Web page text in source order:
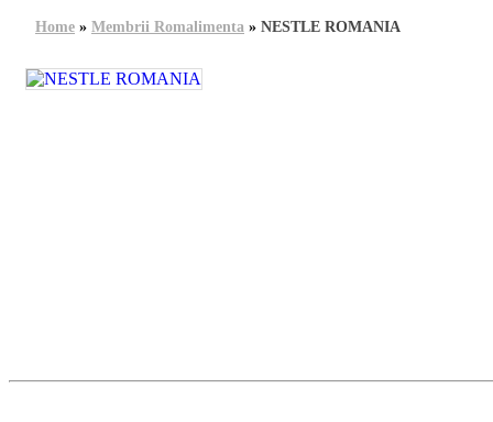
Home » Membrii Romalimenta » NESTLE ROMANIA